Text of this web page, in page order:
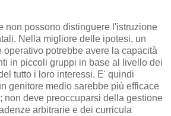
non possono distinguere l'istruzione
Nella migliore delle ipotesi, un
operativo potrebbe avere la capacità
in piccoli gruppi in base al livello dei
tutto i loro interessi. E' quindi
genitore medio sarebbe più efficace
non deve preoccuparsi della gestione
arbitrarie e dei curricula